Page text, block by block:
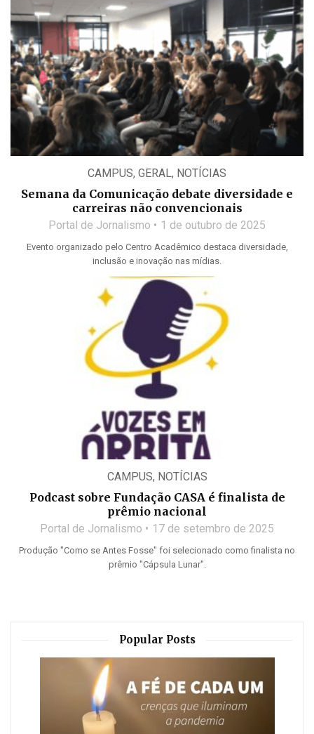
CAMPUS, GERAL, NOTÍCIAS
Semana da Comunicação debate diversidade e
carreiras não convencionais
Portal de Jornalismo 1 de outubro de 2025
Evento organizado pelo Centro Acadêmico destaca diversidade,
inclusão e inovação nas mídias.
CAMPUS, NOTÍCIAS
Podcast sobre Fundação CASA é finalista de
prêmio nacional
Portal de Jornalismo 17 de setembro de 2025
Produção "Como se Antes Fosse" foi selecionado como finalista no
prêmio "Cápsula Lunar".
Popular Posts